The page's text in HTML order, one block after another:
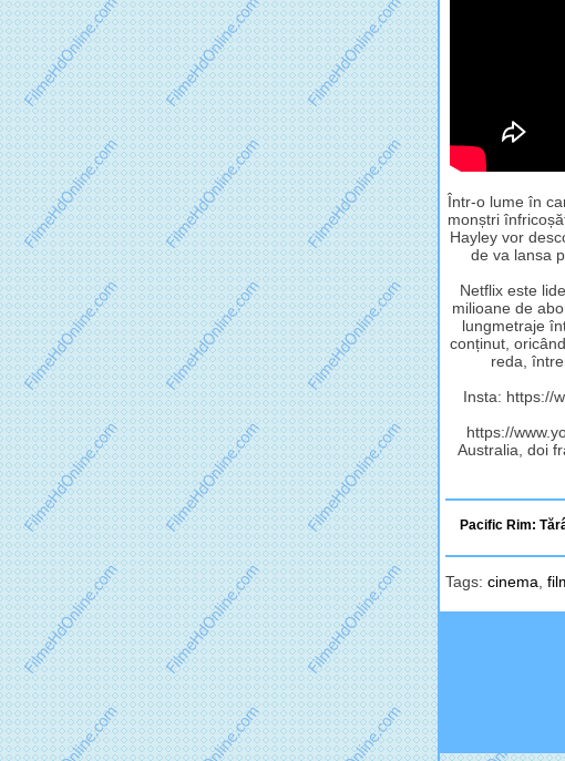
Într-o lume în
monștri
Hayley vor
de va lansa
Netflix este
milioane de
lungmetraje
conținut,
reda,
Insta: https://
https://
Australia, doi
Pacific Rim:
Tags: cinema